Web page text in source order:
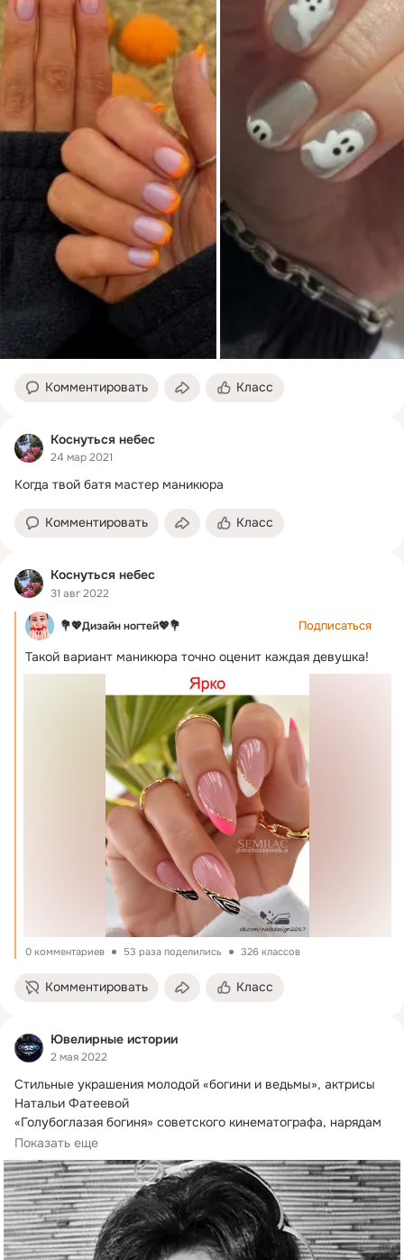
Комментировать Класс
Коснуться небес
24 мар 2021
Когда твой батя мастер маникюра
Комментировать Класс
Коснуться небес
31 авг 2022
💐💖Дизайн ногтей💖💐 Подписаться
Такой вариант маникюра точно оценит каждая девушка!
0 комментариев 53 раза поделились 326 классов
Комментировать Класс
Ювелирные истории
2 мая 2022
Стильные украшения молодой «богини и ведьмы», актрисы
Натальи Фатеевой
«Голубоглазая богиня» советского кинематографа, нарядам
и украшениям...
Показать еще